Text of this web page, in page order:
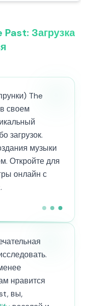
Загрузка
The
своем
загрузок.
музыки
Откройте для
онлайн с
нравится
вы,